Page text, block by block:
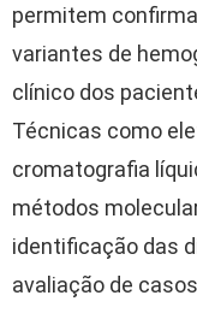
permitem
variantes de
clínico dos
Técnicas como
cromatografia
métodos
identificação das
avaliação de